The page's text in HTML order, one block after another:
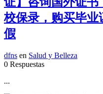
校保录，购买毕业
假
dfns en Salud y Belleza
0 Respuestas
...